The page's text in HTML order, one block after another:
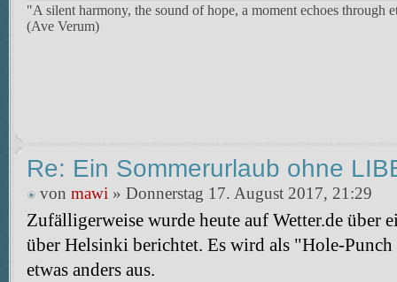
"A silent harmony, the sound of hope, a moment echoes through
(Ave Verum)
Re: Ein Sommerurlaub ohne
von mawi » Donnerstag 17. August 2017, 21:29
Zufälligerweise wurde heute auf Wetter.de über
über Helsinki berichtet. Es wird als "Hole-Punch
etwas anders aus.